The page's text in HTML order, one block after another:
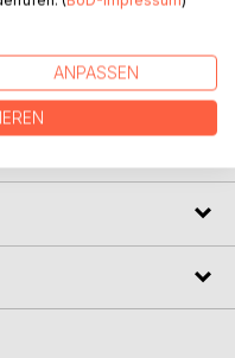
wird berichtet - kurz
Schülern des
bzw. erlebt haben.
ANPASSEN